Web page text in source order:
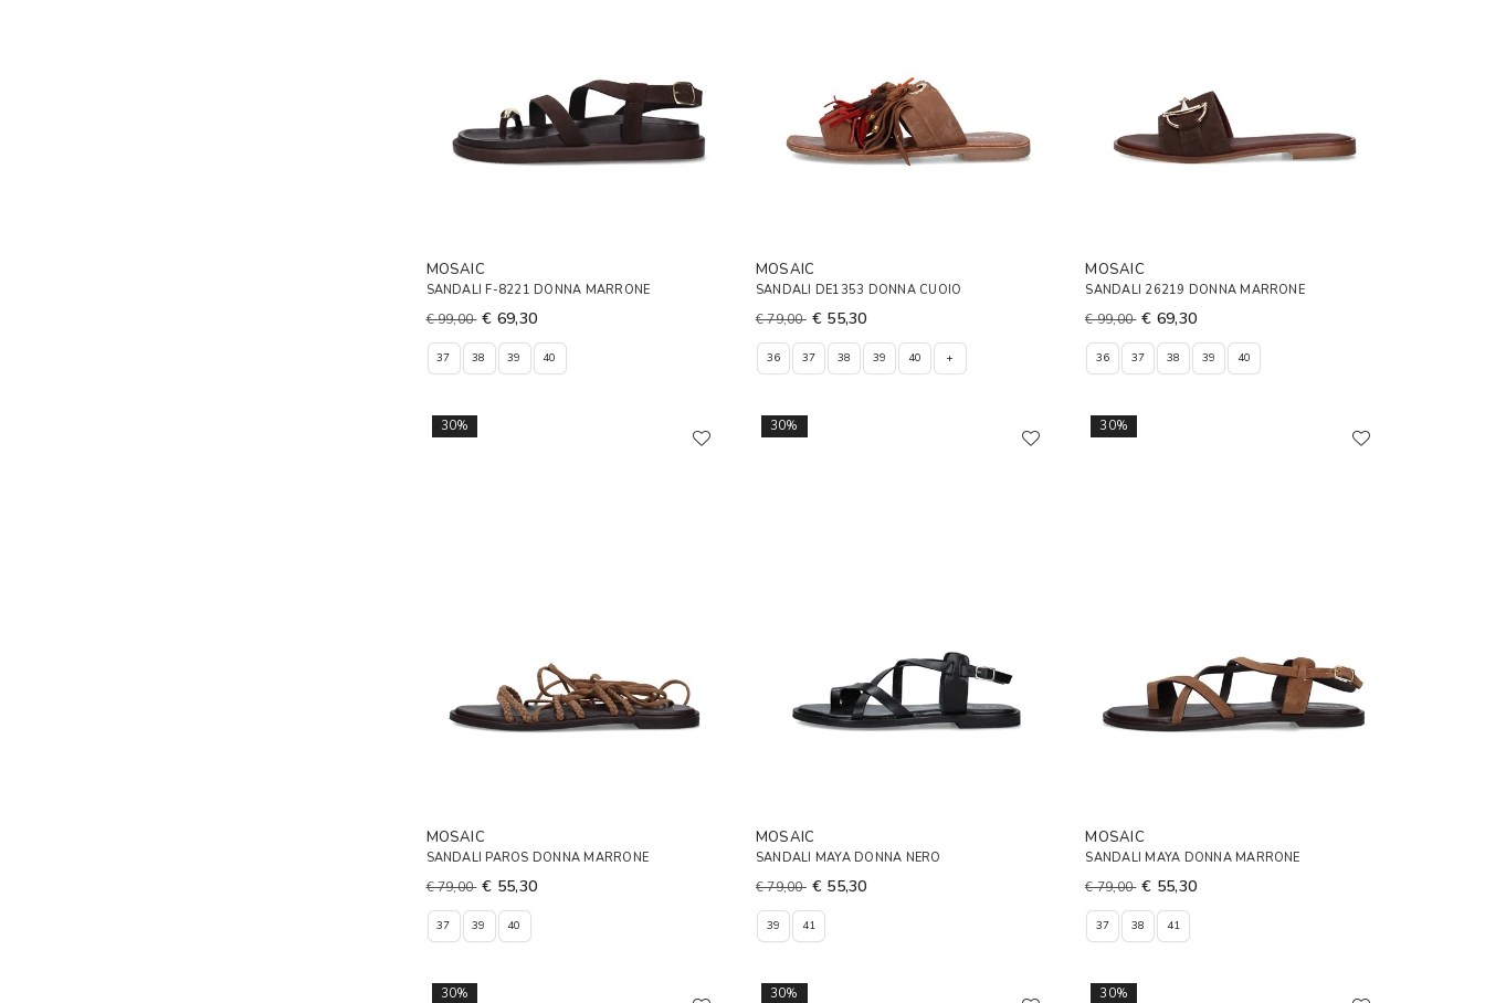
MOSAIC
SANDALI F-8221 DONNA MARRONE
€ 99,00 € 69,30
37 38 39 40
MOSAIC
SANDALI DE1353 DONNA CUOIO
€ 79,00 € 55,30
36 37 38 39 40 +
MOSAIC
SANDALI 26219 DONNA MARRONE
€ 99,00 € 69,30
36 37 38 39 40
30%
MOSAIC
SANDALI PAROS DONNA MARRONE
€ 79,00 € 55,30
37 39 40
30%
MOSAIC
SANDALI MAYA DONNA NERO
€ 79,00 € 55,30
39 41
30%
MOSAIC
SANDALI MAYA DONNA MARRONE
€ 79,00 € 55,30
37 38 41
30% 30% 30%